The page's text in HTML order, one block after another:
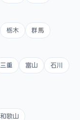
栃木 群馬
三重 富山 石川
和歌山